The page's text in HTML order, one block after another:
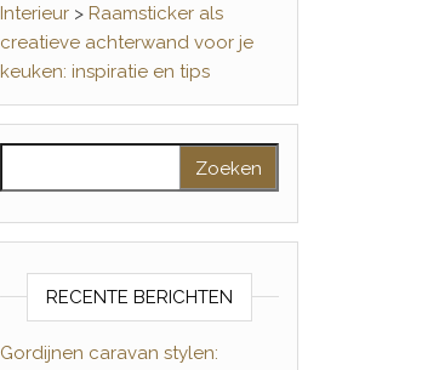
Interieur> Raamsticker als
creatieve achterwand voor je
keuken: inspiratie en tips
RECENTE BERICHTEN
Gordijnen caravan stylen: